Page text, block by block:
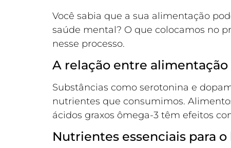
Você sabia que a sua alimentação
saúde mental? O que colocamos no
nesse processo.
A relação entre
Substâncias como serotonina e
nutrientes que consumimos.
ácidos graxos ômega-3 têm efeitos
Nutrientes essenciais para